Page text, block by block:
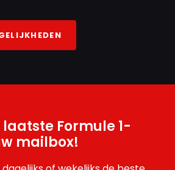
Formule 1-
mailbox!